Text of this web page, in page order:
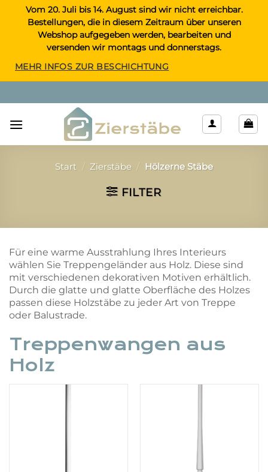
Inhalt
springen
Vom 20. Juli bis 14. August sind wir nicht erreichbar.
Bestellungen, die in diesem Zeitraum über unseren
Webshop aufgegeben werden, bearbeiten und
versenden wir montags und donnerstags.
MEHR INFOS ZUR BESCHICHTUNG
Start / Zierstäbe / Hölzerne Stäbe
FILTER
Für eine warme Ausstrahlung Ihres Interieurs
wählen Sie Treppengeländer aus Holz. Diese sind
mit verschiedenen dekorativen Motiven erhältlich.
Durch die glatte und glatte Oberfläche des Holzes
passen diese Holzstäbe zu jeder Art von Treppe
oder Balustrade.
Treppenwangen aus
Holz